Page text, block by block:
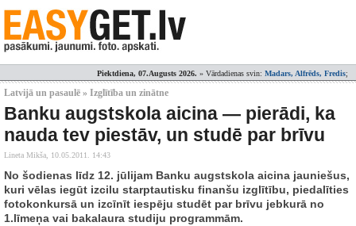
Piektdiena, 07.Augusts 2026. » Vārdadienas svin: Madars, Alfrēds, Fredis;
Latvijā un pasaulē » Izglītība un zinātne
Banku augstskola aicina — pierādi, ka
nauda tev piestāv, un studē par brīvu
Lineta Mikša, 10.05.2011. 14:43
No šodienas līdz 12. jūlijam Banku augstskola aicina jauniešus,
kuri vēlas iegūt izcilu starptautisku finanšu izglītību, piedalīties
fotokonkursā un izcīnīt iespēju studēt par brīvu jebkurā no
1.līmeņa vai bakalaura studiju programmām.